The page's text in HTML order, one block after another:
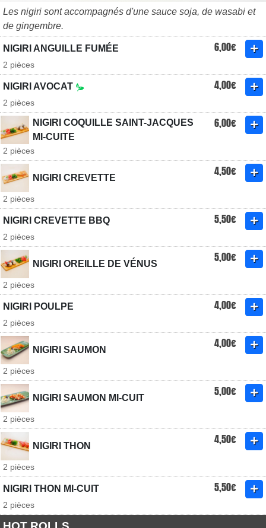
Les nigiri sont accompagnés d'une sauce soja, de wasabi et
de gingembre.
NIGIRI ANGUILLE FUMÉE 6,00€
2 pièces
NIGIRI AVOCAT 4,00€
2 pièces
NIGIRI COQUILLE SAINT-JACQUES
MI-CUITE
6,00€
2 pièces
NIGIRI CREVETTE 4,50€
2 pièces
NIGIRI CREVETTE BBQ 5,50€
2 pièces
NIGIRI OREILLE DE VÉNUS 5,00€
2 pièces
NIGIRI POULPE 4,00€
2 pièces
NIGIRI SAUMON 4,00€
2 pièces
NIGIRI SAUMON MI-CUIT 5,00€
2 pièces
NIGIRI THON 4,50€
2 pièces
NIGIRI THON MI-CUIT 5,50€
2 pièces